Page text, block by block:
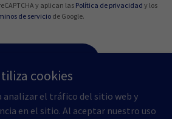
y aplican las Política de privacidad y los
de serviciode Google.
cookies
analizar el tráfico del sitio web y
en el sitio. Al aceptar nuestro uso